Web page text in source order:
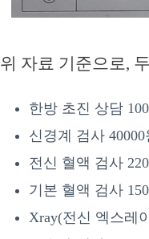
위 자료 기준으로,
한방 초진 상담
신경계 검사 40000
전신 혈액 검사
기본 혈액 검사
Xray(전신 엑스레